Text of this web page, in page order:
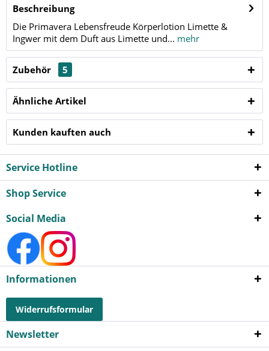
Beschreibung
Die Primavera Lebensfreude Körperlotion Limette &
Ingwer mit dem Duft aus Limette und... mehr
Zubehör 5
Ähnliche Artikel
Kunden kauften auch
Service Hotline
Shop Service
Social Media
Informationen
Widerrufsformular
Newsletter